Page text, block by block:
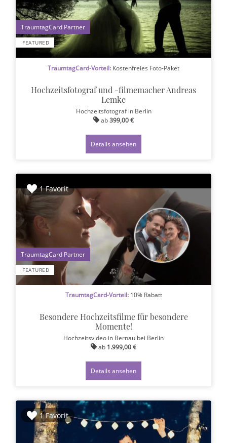
FEATURED
1
TraumtagCard-Vorteil: Kostenfreies Foto-Paket
Hochzeitsfotograf und -filmemacher Andreas
Lemke
Hochzeitsfotografin Berlin
ab399,00 €
Details ansehen
1 Favorit
FEATURED
TraumtagCard-Vorteil:10% Rabatt
Besondere Hochzeitsfilme für besondere
Momente!
Hochzeitsvideo in Bernau bei Berlin
ab 1.999,00 €
Details ansehen
1 Favorit